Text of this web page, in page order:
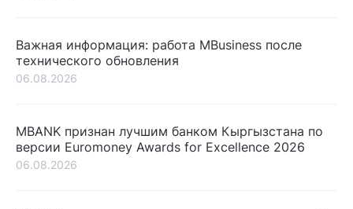
Важная информация: работа MBusiness после
технического обновления
06.08.2026
MBANK признан лучшим банком Кыргызстана по
версии Euromoney Awards for Excellence 2026
06.08.2026